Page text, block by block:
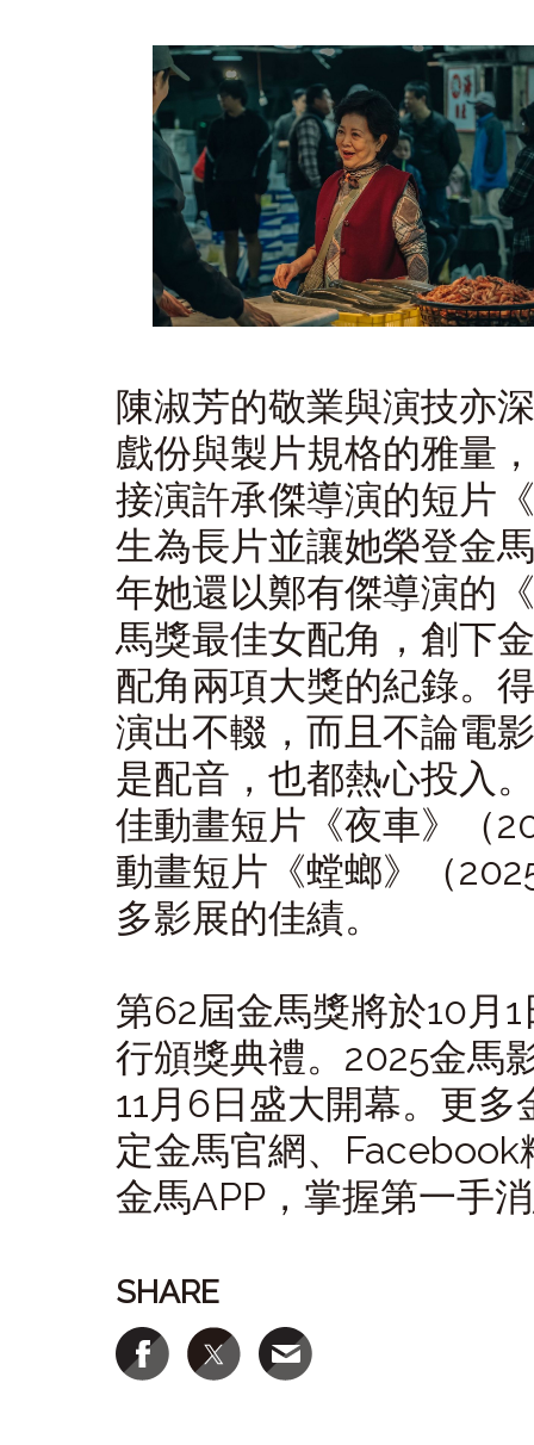
陳淑芳的敬業與演技亦
戲份與製片規格的雅量
接演許承傑導演的短片
生為長片並讓她榮登金
年她還以鄭有傑導演的
馬獎最佳女配角，創下
配角兩項大獎的紀錄。
演出不輟，而且不論電
是配音，也都熱心投入
佳動畫短片《夜車》（
動畫短片《螳螂》（
多影展的佳績。
第62屆金馬獎將於10月 1
行頒獎典禮。 2025金馬
11月 6日盛大開幕。更
定金馬官網、 Facebook
金馬APP，掌握第一手
SHARE